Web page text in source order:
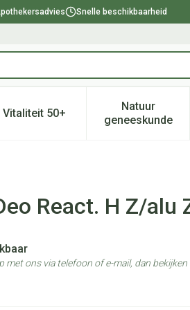
Snelle beschikbaarheid
categorie
en vitamines categorie
voor Zwangerschap en kinderen
Vitaliteit 50+Toon submenu voor Vitaliteit
Natuur
geneeskunde
Toon
2x40ml
React. H Z/alu
met ons via telefoon of e-mail, dan bekijken